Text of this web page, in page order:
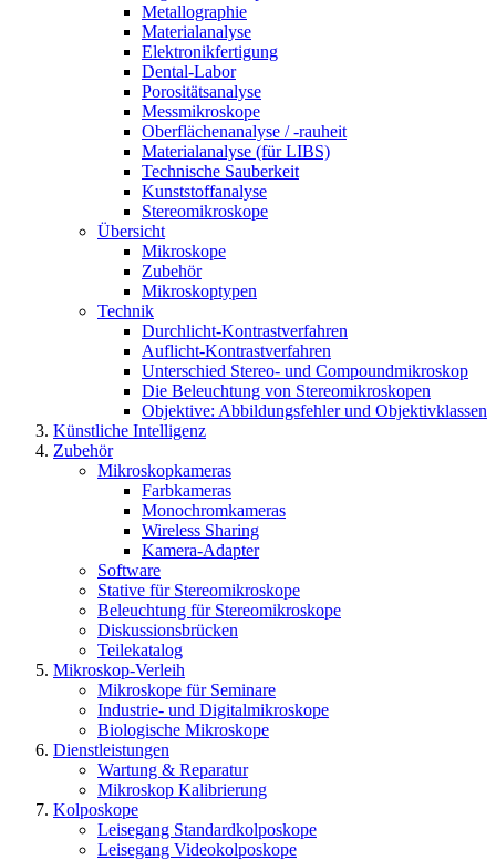
Metallographie
Materialanalyse
Elektronikfertigung
Dental-Labor
Porositätsanalyse
Messmikroskope
Oberflächenanalyse / -rauheit
Materialanalyse (für LIBS)
Technische Sauberkeit
Kunststoffanalyse
Stereomikroskope
Übersicht
Mikroskope
Zubehör
Mikroskoptypen
Technik
Durchlicht-Kontrastverfahren
Auflicht-Kontrastverfahren
Unterschied Stereo- und Compoundmikroskop
Die Beleuchtung von Stereomikroskopen
Objektive: Abbildungsfehler und Objektivklassen
Künstliche Intelligenz
Zubehör
Mikroskopkameras
Farbkameras
Monochromkameras
Wireless Sharing
Kamera-Adapter
Software
Stative für Stereomikroskope
Beleuchtung für Stereomikroskope
Diskussionsbrücken
Teilekatalog
Mikroskop-Verleih
Mikroskope für Seminare
Industrie- und Digitalmikroskope
Biologische Mikroskope
Dienstleistungen
Wartung & Reparatur
Mikroskop Kalibrierung
Kolposkope
Leisegang Standardkolposkope
Leisegang Videokolposkope